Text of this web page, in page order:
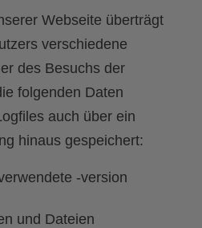
Webseite überträgt
verschiedene
des Besuchs der
folgenden Daten
auch über ein
hinaus gespeichert:
-version
und Dateien